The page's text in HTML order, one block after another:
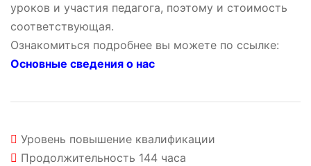
уроков и участия педагога, поэтому и стоимость
соответствующая.
Ознакомиться подробнее вы можете по ссылке:
Основные сведения о нас
Уровень повышение квалификации
Продолжительность 144 часа